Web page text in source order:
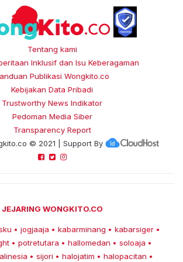
Tentang kami
Inklusif dan Isu Keberagaman
Publikasi Wongkito.co
Kebijakan Data Pribadi
Trustworthy News Indikator
Pedoman Media Siber
Transparency Report
© 2021 | Support By
JEJARING WONGKITO.CO
• jogjaaja • kabarminang • kabarsiger •
• potretutara • hallomedan • soloaja •
• sijori • halojatim • halopacitan •